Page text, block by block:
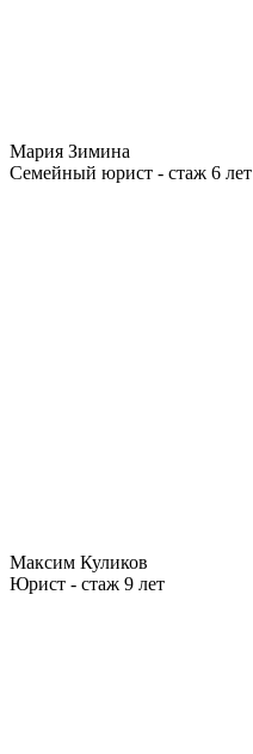
Мария Зимина
Семейный юрист - стаж 6 лет
Максим Куликов
Юрист - стаж 9 лет